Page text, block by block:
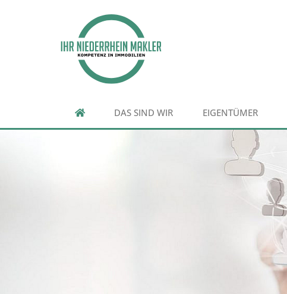
DAS SIND WIR EIGENTÜMER